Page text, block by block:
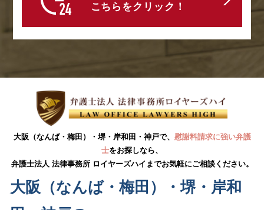
こちらをクリック！
大阪（なんば・梅田）・堺・岸和田・神戸で、 慰謝料請求に強い弁護
士をお探しなら、
弁護士法人 法律事務所 ロイヤーズハイまでお気軽にご相談ください。
大阪（なんば・梅田）・堺・岸和